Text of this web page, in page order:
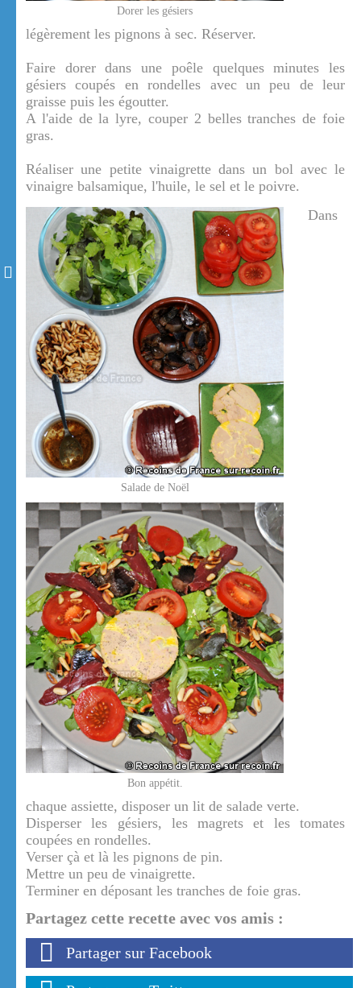
Dorer les gésiers
légèrement les pignons à sec. Réserver.
Faire dorer dans une poêle quelques minutes les
gésiers coupés en rondelles avec un peu de leur
graisse puis les égoutter.
A l'aide de la lyre, couper 2 belles tranches de foie
gras.
Réaliser une petite vinaigrette dans un bol avec le
vinaigre balsamique, l'huile, le sel et le poivre.
Salade de Noël
Bon appétit.
Dans
chaque assiette, disposer un lit de salade verte.
Disperser les gésiers, les magrets et les tomates
coupées en rondelles.
Verser çà et là les pignons de pin.
Mettre un peu de vinaigrette.
Terminer en déposant les tranches de foie gras.
Partagez cette recette avec vos amis :
Partager sur Facebook